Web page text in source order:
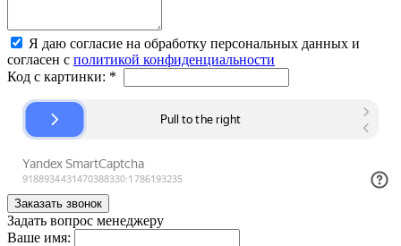
Я даю согласие на обработку персональных данных и
согласен с политикой конфиденциальности
Код с картинки: *
Задать вопрос менеджеру
Ваше имя: